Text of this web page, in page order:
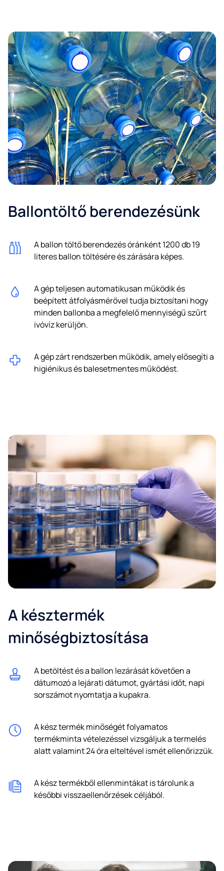
Ballontöltő berendezésünk
A ballon töltő berendezés óránként 1200 db 19
literes ballon töltésére és zárására képes.
A gép teljesen automatikusan működik és
beépített átfolyásmérővel tudja biztosítani hogy
minden ballonba a megfelelő mennyiségű szűrt
ivóvíz kerüljön.
A gép zárt rendszerben működik, amely elősegíti a
higiénikus és balesetmentes működést.
A késztermék
minőségbiztosítása
A betöltést és a ballon lezárását követően a
dátumozó a lejárati dátumot, gyártási időt, napi
sorszámot nyomtatja a kupakra.
A kész termék minőségét folyamatos
termékminta vételezéssel vizsgáljuk a termelés
alatt valamint 24 óra elteltével ismét ellenőrizzük.
A kész termékből ellenmintákat is tárolunk a
későbbi visszaellenőrzések céljából.